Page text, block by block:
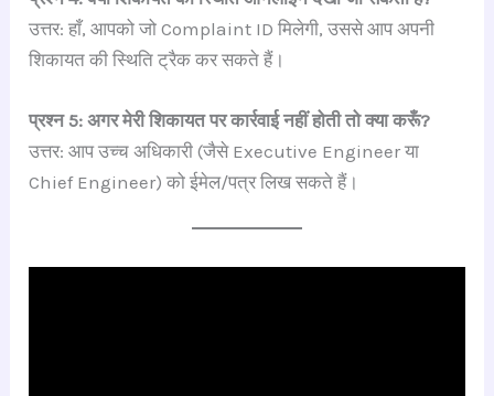
उत्तर: हाँ, आपको जो Complaint ID मिलेगी, उससे आप अपनी
शिकायत की स्थिति ट्रैक कर सकते हैं।
प्रश्न 5: अगर मेरी शिकायत पर कार्रवाई नहीं होती तो क्या करूँ?
उत्तर: आप उच्च अधिकारी (जैसे Executive Engineer या
Chief Engineer) को ईमेल/पत्र लिख सकते हैं।